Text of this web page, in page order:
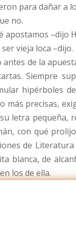
para dañar a
no.
apostamos –dijo
vieja loca –dijo.
antes de la
Siempre
hipérboles
más precisas,
letra pequeña,
con qué
de
blanca, de
los de ella.